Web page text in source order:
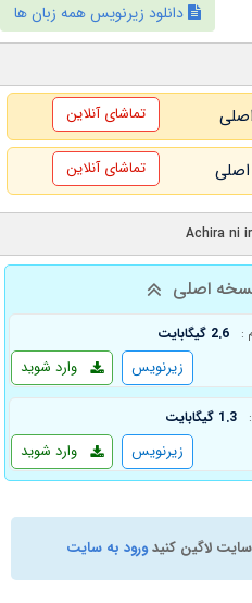
دانلود زیرنویس همه زبان ها
تماشای آنلاین
تماشای آنلاین
نسخه اصلی
: 2.6 گیگابایت
وارد شوید زیرنویس
1.3 گیگابایت
وارد شوید زیرنویس
سایت لاگین کنیدورود به سایت